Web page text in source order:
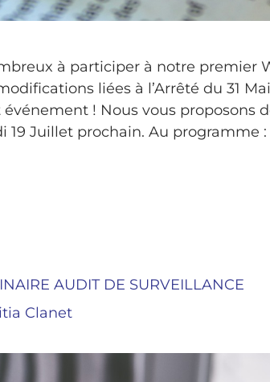
à participer à notre premier
liées à l’Arrêté du 31
! Nous vous proposons
19 Juillet prochain. Au programme
AUDIT DE SURVEILLANCE
Clanet